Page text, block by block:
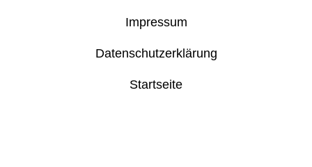
Impressum
Datenschutzerklärung
Startseite